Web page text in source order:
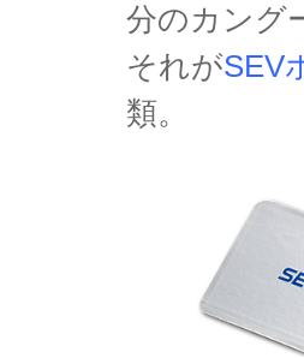
分のカング
それがSEV
類。